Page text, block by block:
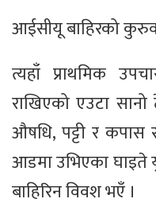
आईसीयू बाहिरको
त्यहाँ प्राथमिक
राखिएको एउटा
औषधि, पट्टी र कपास
आडमा उभिएका घाइते
बाहिरिन विवश भएँ ।